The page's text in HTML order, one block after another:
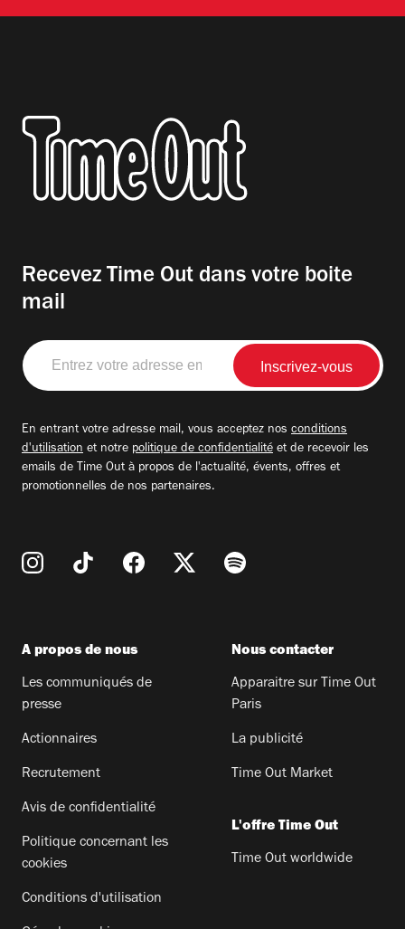
Recevez Time Out dans votre boite
mail
Entrez
votre
adresse
En entrant votre adresse mail, vous acceptez nos conditions
d'utilisation et notre politique de confidentialité et de recevoir les
emails de Time Out à propos de l'actualité, évents, offres et
promotionnelles de nos partenaires.
A propos de nous
Les communiqués de
presse
Actionnaires
Recrutement
Avis de confidentialité
Politique concernant les
cookies
Conditions d'utilisation
Nous contacter
Apparaitre sur Time Out
Paris
La publicité
Time Out Market
L'offre Time Out
Time Out worldwide